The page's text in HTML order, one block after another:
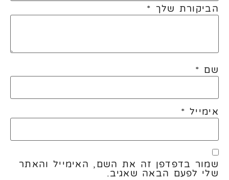
הביקורת שלך *
שם *
אימייל *
שמור בדפדפן זה את השם, האימייל והאתר
שלי לפעם הבאה שאגיב.